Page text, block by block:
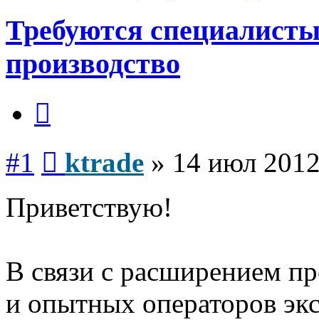
Требуются
производство
#1 ktrade » 14 июл
Приветствую!
В связи с расширением
и опытных операторов